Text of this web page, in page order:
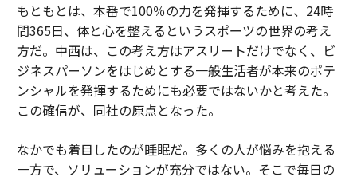
もともとは、本番で100％の力を発揮するために、24時
間365日、体と心を整えるというスポーツの世界の考え
方だ。中西は、この考え方はアスリートだけでなく、ビ
ジネスパーソンをはじめとする一般生活者が本来のポテ
ンシャルを発揮するためにも必要ではないかと考えた。
この確信が、同社の原点となった。
なかでも着目したのが睡眠だ。多くの人が悩みを抱える
一方で、ソリューションが充分ではない。そこで毎日の